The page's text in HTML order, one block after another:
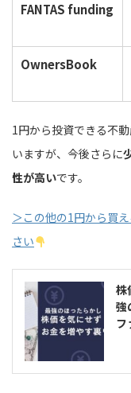
FANTAS funding
OwnersBook
1円から投資できる不
いますが、今後さらに
性が高いです。
＞この他の1円から買
さい
株
強
フ